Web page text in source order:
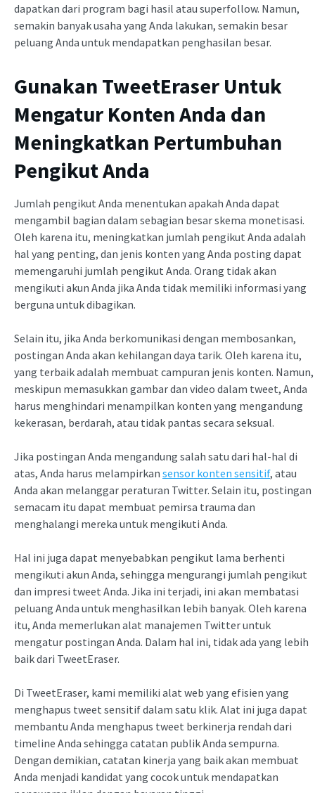
dapatkan dari program bagi hasil atau superfollow. Namun,
semakin banyak usaha yang Anda lakukan, semakin besar
peluang Anda untuk mendapatkan penghasilan besar.
Gunakan TweetEraser Untuk
Mengatur Konten Anda dan
Meningkatkan Pertumbuhan
Pengikut Anda
Jumlah pengikut Anda menentukan apakah Anda dapat
mengambil bagian dalam sebagian besar skema monetisasi.
Oleh karena itu, meningkatkan jumlah pengikut Anda adalah
hal yang penting, dan jenis konten yang Anda posting dapat
memengaruhi jumlah pengikut Anda. Orang tidak akan
mengikuti akun Anda jika Anda tidak memiliki informasi yang
berguna untuk dibagikan.
Selain itu, jika Anda berkomunikasi dengan membosankan,
postingan Anda akan kehilangan daya tarik. Oleh karena itu,
yang terbaik adalah membuat campuran jenis konten. Namun,
meskipun memasukkan gambar dan video dalam tweet, Anda
harus menghindari menampilkan konten yang mengandung
kekerasan, berdarah, atau tidak pantas secara seksual.
Jika postingan Anda mengandung salah satu dari hal-hal di
atas, Anda harus melampirkan sensor konten sensitif, atau
Anda akan melanggar peraturan Twitter. Selain itu, postingan
semacam itu dapat membuat pemirsa trauma dan
menghalangi mereka untuk mengikuti Anda.
Hal ini juga dapat menyebabkan pengikut lama berhenti
mengikuti akun Anda, sehingga mengurangi jumlah pengikut
dan impresi tweet Anda. Jika ini terjadi, ini akan membatasi
peluang Anda untuk menghasilkan lebih banyak. Oleh karena
itu, Anda memerlukan alat manajemen Twitter untuk
mengatur postingan Anda. Dalam hal ini, tidak ada yang lebih
baik dari TweetEraser.
Di TweetEraser, kami memiliki alat web yang efisien yang
menghapus tweet sensitif dalam satu klik. Alat ini juga dapat
membantu Anda menghapus tweet berkinerja rendah dari
timeline Anda sehingga catatan publik Anda sempurna.
Dengan demikian, catatan kinerja yang baik akan membuat
Anda menjadi kandidat yang cocok untuk mendapatkan